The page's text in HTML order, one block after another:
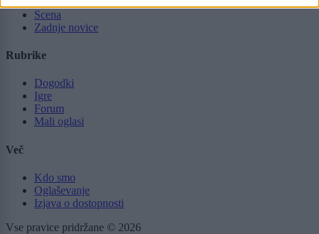
Scena
Zadnje novice
Rubrike
Dogodki
Igre
Forum
Mali oglasi
Več
Kdo smo
Oglaševanje
Izjava o dostopnosti
Vse pravice pridržane © 2026